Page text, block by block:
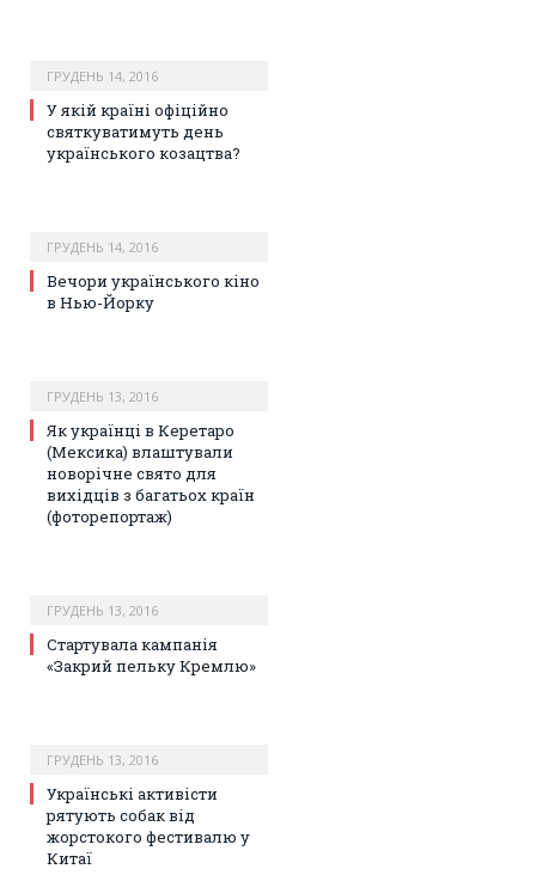
ГРУДЕНЬ 14, 2016
У якій країні офіційно
святкуватимуть день
українського козацтва?
ГРУДЕНЬ 14, 2016
Вечори українського кіно
в Нью-Йорку
ГРУДЕНЬ 13, 2016
Як українці в Керетаро
(Мексика) влаштували
новорічне свято для
вихідців з багатьох країн
(фоторепортаж)
ГРУДЕНЬ 13, 2016
Стартувала кампанія
«Закрий пельку Кремлю»
ГРУДЕНЬ 13, 2016
Українські активісти
рятують собак від
жорстокого фестивалю у
Китаї